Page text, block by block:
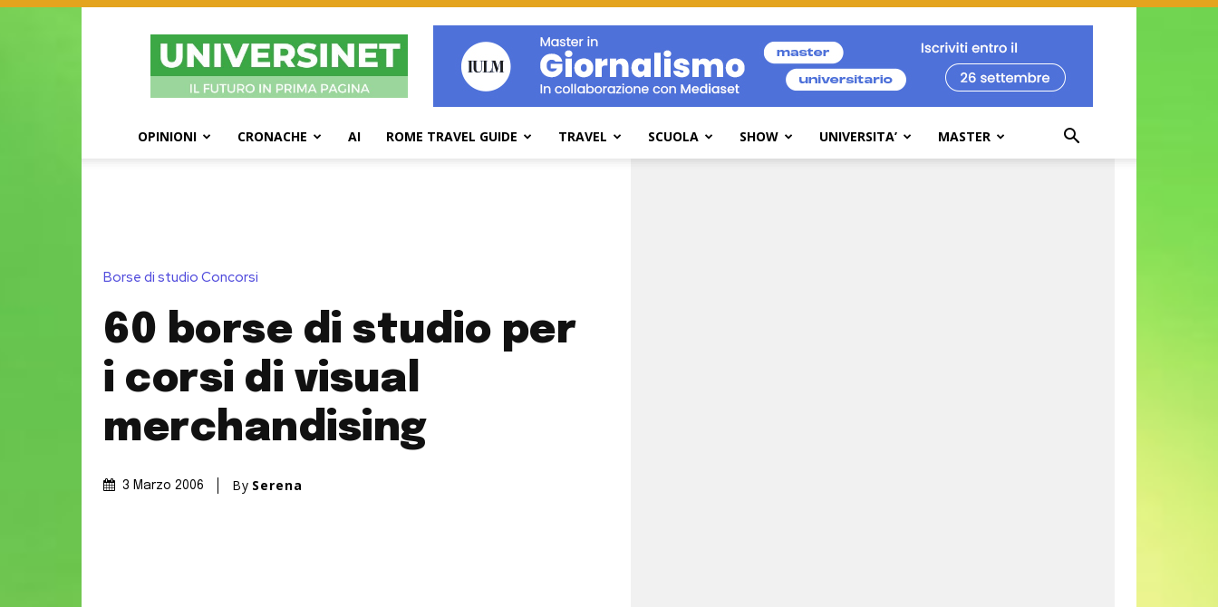
UniversiNet
Magazine
OPINIONI CRONACHE AI ROME TRAVEL GUIDE TRAVEL SCUOLA SHOW UNIVERSITA’ MASTER
Borse di studio Concorsi
60 borse di studio per
i corsi di visual
merchandising
3 Marzo 2006 By Serena